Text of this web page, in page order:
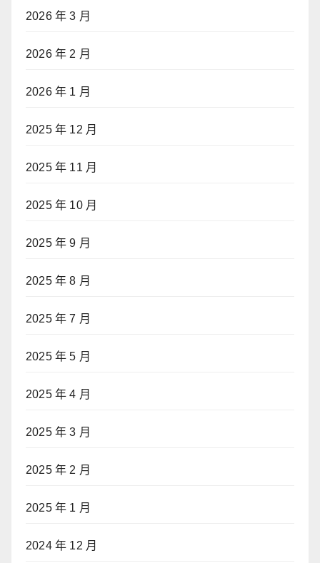
2026 年 3 月
2026 年 2 月
2026 年 1 月
2025 年 12 月
2025 年 11 月
2025 年 10 月
2025 年 9 月
2025 年 8 月
2025 年 7 月
2025 年 5 月
2025 年 4 月
2025 年 3 月
2025 年 2 月
2025 年 1 月
2024 年 12 月